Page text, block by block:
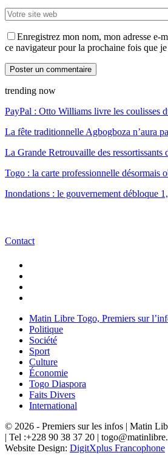
Enregistrez mon nom, mon adresse e-
ce navigateur pour la prochaine fois que
trending now
PayPal : Otto Williams livre les coulisses
La fête traditionnelle Agbogboza n’aura
La Grande Retrouvaille des
Togo : la carte professionnelle désormais
Inondations : le gouvernement débloque
Contact
Matin Libre Togo, Premiers sur
Politique
Société
Sport
Culture
Économie
Togo Diaspora
Faits Divers
International
© 2026 - Premiers sur les infos | Matin
| Tel :+228 90 38 37 20 |
Website Design: DigitXplus Francophone